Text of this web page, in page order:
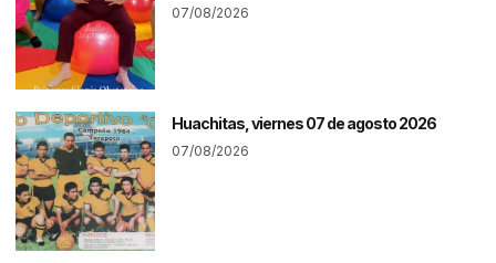
07/08/2026
Huachitas, viernes 07 de agosto 2026
07/08/2026